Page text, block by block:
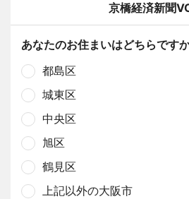
京橋経済新聞
あなたのお住まいはどちらです
都島区
城東区
中央区
旭区
鶴見区
上記以外の大阪市